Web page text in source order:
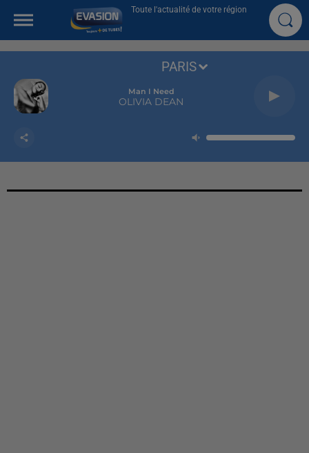
Toute l'actualité de votre région
Man I Need
OLIVIA DEAN
PARIS